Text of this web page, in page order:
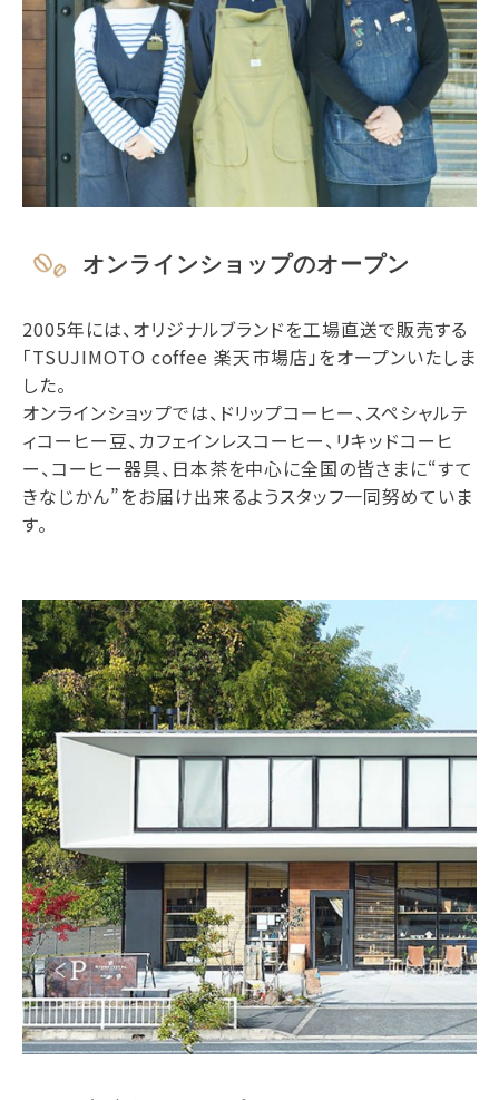
オンラインショップのオープン
2005年には、オリジナルブランドを工場直送で販売する
「TSUJIMOTO coffee 楽天市場店」をオープンいたしま
した。
オンラインショップでは、ドリップコーヒー、スペシャルテ
ィコーヒー豆、カフェインレスコーヒー、リキッドコーヒ
ー、コーヒー器具、日本茶を中心に全国の皆さまに“すて
きなじかん”をお届け出来るようスタッフ一同努めていま
す。